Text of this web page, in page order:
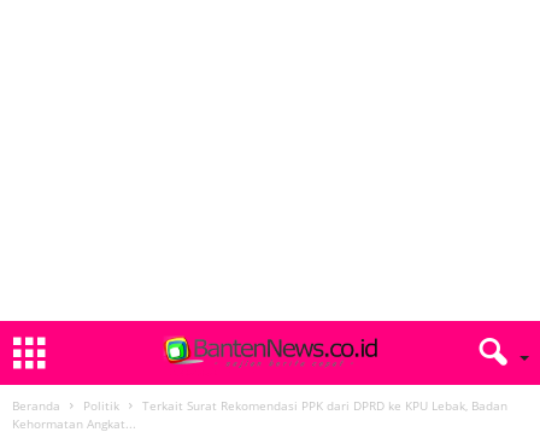
Beranda Politik
Terkait Surat Rekomendasi PPK dari DPRD ke KPU Lebak, Badan
Kehormatan Angkat...